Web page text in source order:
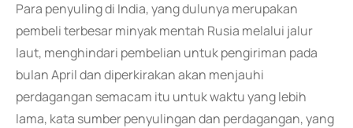
Para penyuling di India, yang dulunya merupakan
pembeli terbesar minyak mentah Rusia melalui jalur
laut, menghindari pembelian untuk pengiriman pada
bulan April dan diperkirakan akan menjauhi
perdagangan semacam itu untuk waktu yang lebih
lama, kata sumber penyulingan dan perdagangan, yang